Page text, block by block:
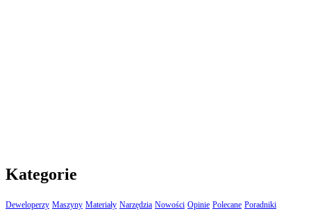
Kategorie
Deweloperzy Maszyny Materiały Narzędzia Nowości Opinie Polecane Poradniki